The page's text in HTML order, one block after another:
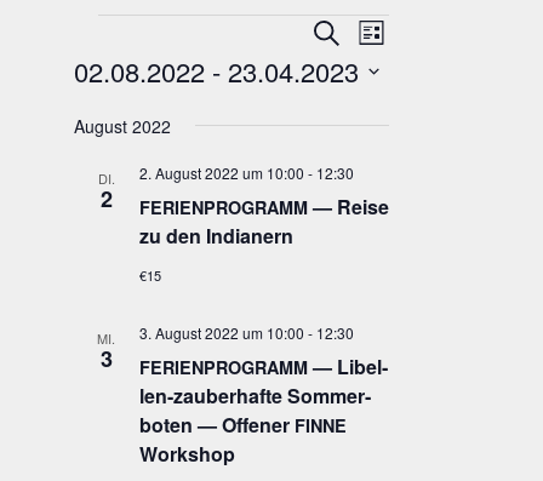
Veranstaltungen
Suche
und
Ansichten,
SucheVeranstaltung
Ansichten-
Navigation
Liste
02.08.2022 - 23.04.2023
wählen.
August 2022
DI.
2 FERIENPROGRAMM— Rei­se
zu den Indianern
2. August 2022 um 10:00 - 12:30
€15
MI.
3 FERIENPROGRAMM— Libel­
len-zau­ber­haf­te Som­mer­
bo­ten — Offe­ner FINNE
Workshop
3. August 2022 um 10:00 - 12:30